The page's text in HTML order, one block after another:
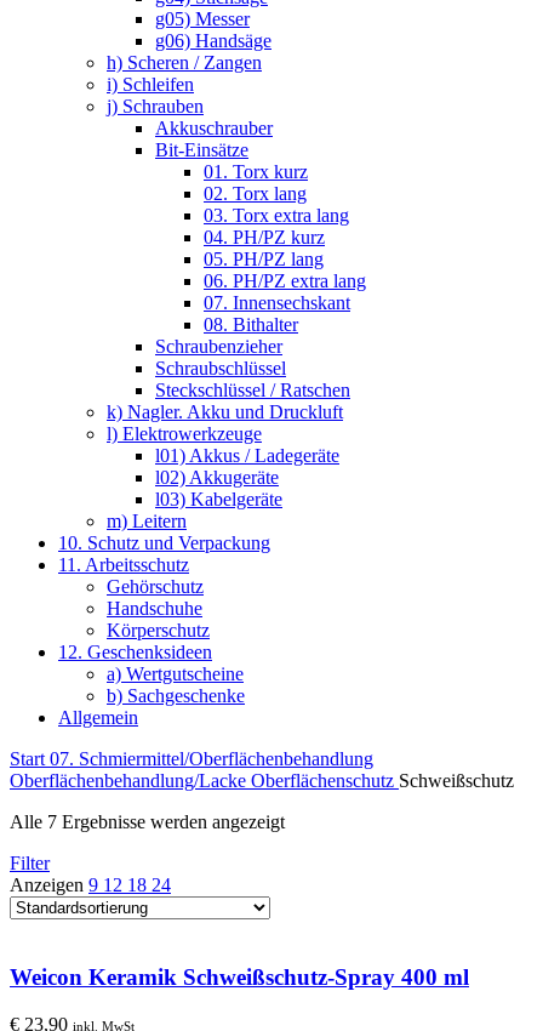
g05) Messer
g06) Handsäge
h) Scheren / Zangen
i) Schleifen
j) Schrauben
Akkuschrauber
Bit-Einsätze
01. Torx kurz
02. Torx lang
03. Torx extra lang
04. PH/PZ kurz
05. PH/PZ lang
06. PH/PZ extra lang
07. Innensechskant
08. Bithalter
Schraubenzieher
Schraubschlüssel
Steckschlüssel / Ratschen
k) Nagler. Akku und Druckluft
l) Elektrowerkzeuge
l01) Akkus / Ladegeräte
l02) Akkugeräte
l03) Kabelgeräte
m) Leitern
10. Schutz und Verpackung
11. Arbeitsschutz
Gehörschutz
Handschuhe
Körperschutz
12. Geschenksideen
a) Wertgutscheine
b) Sachgeschenke
Allgemein
Start 07. Schmiermittel/Oberflächenbehandlung
Oberflächenbehandlung/Lacke Oberflächenschutz Schweißschutz
Alle 7 Ergebnisse werden angezeigt
Filter
Anzeigen 9 12 18 24
Weicon Keramik Schweißschutz-Spray 400 ml
€ 23,90 inkl. MwSt